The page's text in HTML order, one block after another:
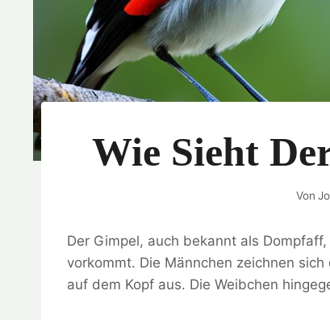
Wie Sieht
Von
Der Gimpel, auch bekannt als
vorkommt. Die Männchen zeichnen
auf dem Kopf aus. Die Weibchen